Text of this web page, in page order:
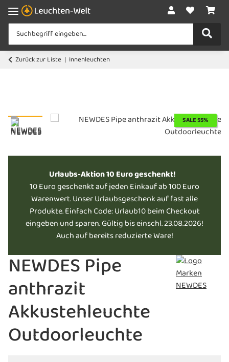
Zurück zur Liste Innenleuchten
SALE 55%
Urlaubs-Aktion 10 Euro geschenkt!
10 Euro geschenkt auf jeden Einkauf ab 100 Euro
Warenwert. Unser Urlaubsgeschenk auf fast alle
Produkte. Einfach Code: Urlaub10 beim Checkout
eingeben und sparen. Gültig bis einschl. 23.08.2026!
Auch auf bereits reduzierte Ware!
NEWDES Pipe
anthrazit
Akkustehleuchte
Outdoorleuchte